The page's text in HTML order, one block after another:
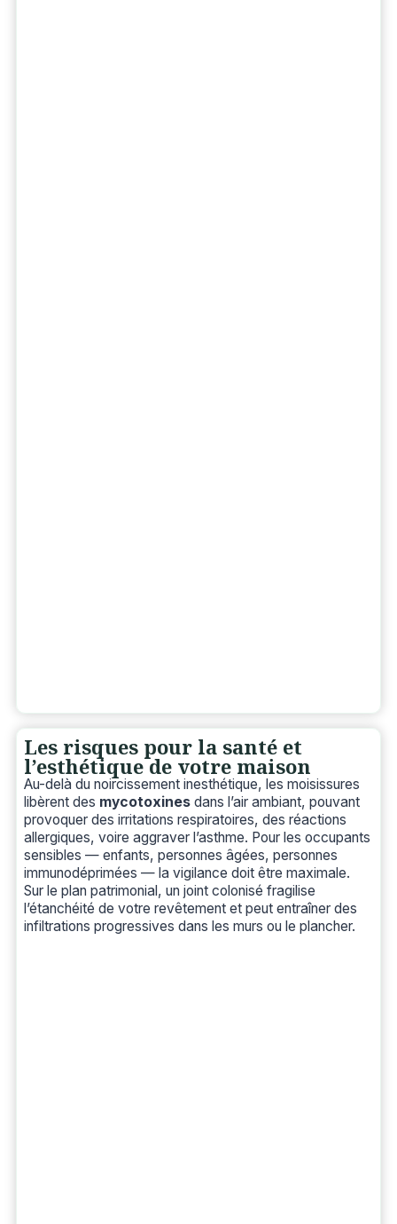
Les risques pour la santé et
l’esthétique de votre maison
Au-delà du noircissement inesthétique, les moisissures
libèrent des mycotoxines dans l’air ambiant, pouvant
provoquer des irritations respiratoires, des réactions
allergiques, voire aggraver l’asthme. Pour les occupants
sensibles — enfants, personnes âgées, personnes
immunodéprimées — la vigilance doit être maximale.
Sur le plan patrimonial, un joint colonisé fragilise
l’étanchéité de votre revêtement et peut entraîner des
infiltrations progressives dans les murs ou le plancher.